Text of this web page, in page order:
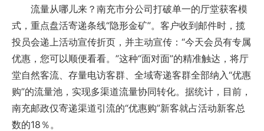
流量从哪儿来？南充市分公司打破单一的厅堂获客模
式，重点盘活寄递条线“隐形金矿”。客户收到邮件时，揽
投员会递上活动宣传折页，并主动宣传：“今天会员有专属
优惠，您可以顺便看看。”这种“面对面”的精准触达，将厅
堂自然客流、存量电访客群、全域寄递客群全部纳入“优惠
购”的流量池，实现多渠道流量协同转化。据统计，目前，
南充邮政仅寄递渠道引流的“优惠购”新客就占活动新客总
数的18％。